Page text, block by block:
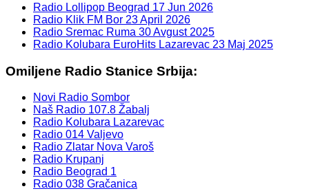
Radio Lollipop Beograd 17 Jun 2026
Radio Klik FM Bor 23 April 2026
Radio Sremac Ruma 30 Avgust 2025
Radio Kolubara EuroHits Lazarevac 23 Maj 2025
Omiljene Radio Stanice Srbija:
Novi Radio Sombor
Naš Radio 107.8 Žabalj
Radio Kolubara Lazarevac
Radio 014 Valjevo
Radio Zlatar Nova Varoš
Radio Krupanj
Radio Beograd 1
Radio 038 Gračanica